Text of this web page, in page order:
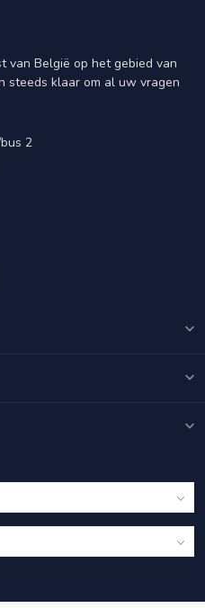
van België op het gebied van
steeds klaar om al uw vragen
2